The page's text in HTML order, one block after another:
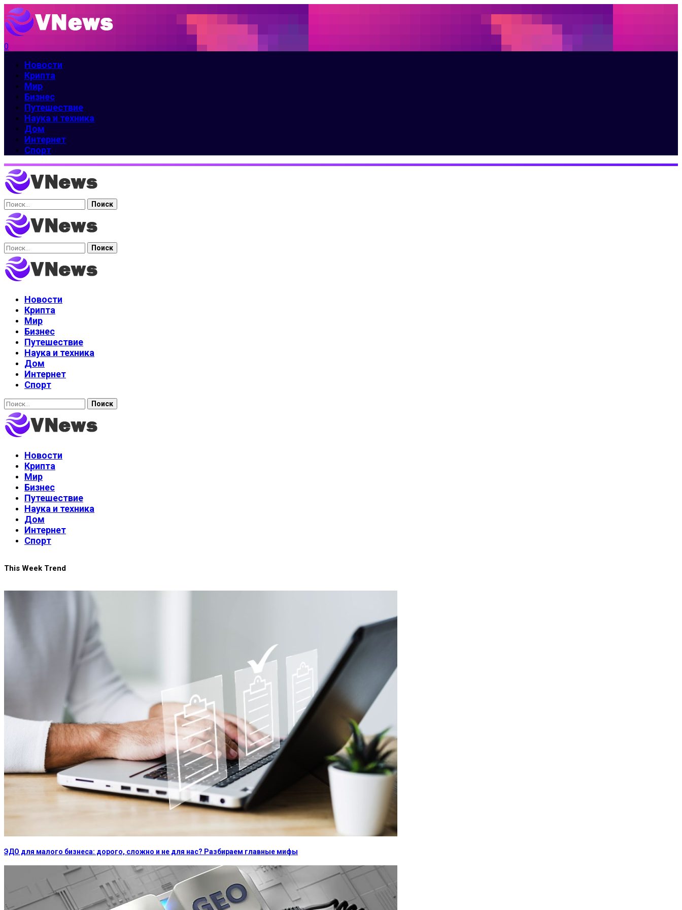
0
Новости
Крипта
Мир
Бизнес
Путешествие
Наука и техника
Дом
Интернет
Спорт
Найти:
Найти:
Новости
Крипта
Мир
Бизнес
Путешествие
Наука и техника
Дом
Интернет
Спорт
Найти:
Новости
Крипта
Мир
Бизнес
Путешествие
Наука и техника
Дом
Интернет
Спорт
This Week Trend
ЭДО для малого бизнеса: дорого, сложно и не для нас? Разбираем главные мифы